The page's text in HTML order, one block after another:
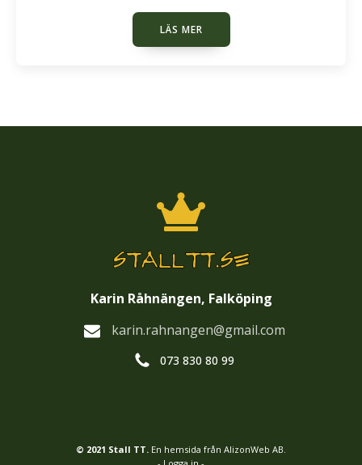
LÄS MER
Karin Råhnängen, Falköping
karin.rahnangen@gmail.com
073 830 80 99
© 2021 Stall TT. En hemsida från AlizonWeb AB.